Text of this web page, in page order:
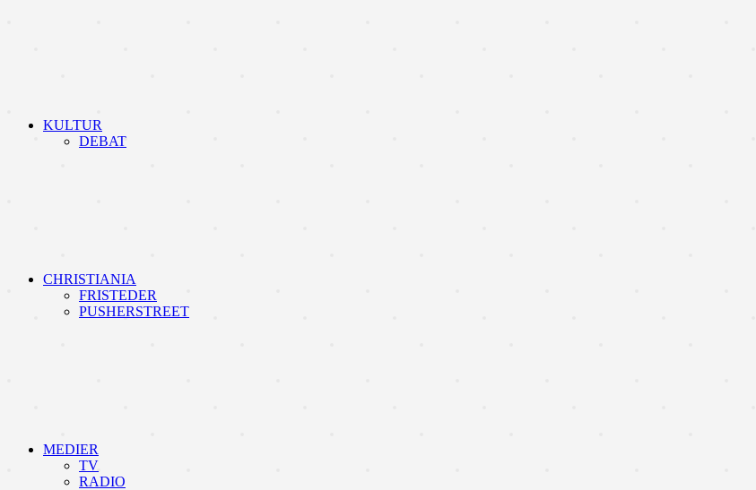
KULTUR
DEBAT
CHRISTIANIA
FRISTEDER
PUSHERSTREET
MEDIER
TV
RADIO